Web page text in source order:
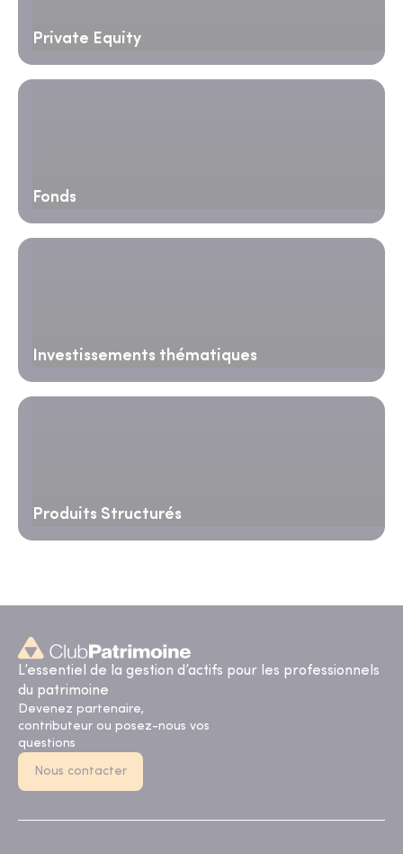
Private Equity
Fonds
Investissements thématiques
Produits Structurés
L’essentiel de la gestion d’actifs pour les professionnels
du patrimoine
Devenez partenaire,
contributeur ou posez-nous vos
questions
Nous contacter